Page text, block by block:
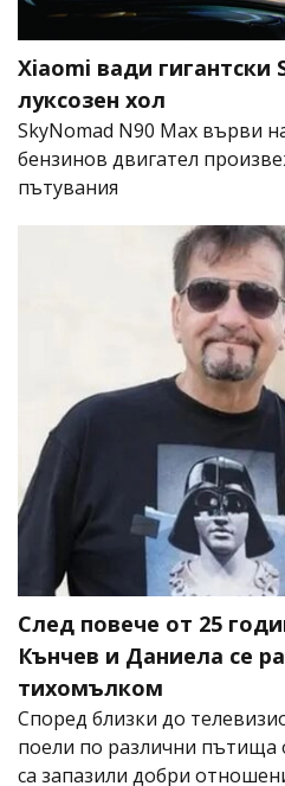
Xiaomi вади гигантски
луксозен хол
SkyNomad N90 Max върви
бензинов двигател
пътувания
След повече от 25
Кънчев и Даниела се
тихомълком
Според близки до
поели по различни
са запазили добри